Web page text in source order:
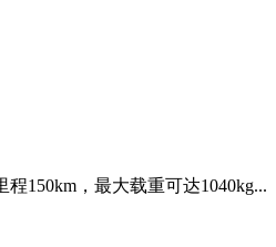
150km，最大载重可达1040kg...